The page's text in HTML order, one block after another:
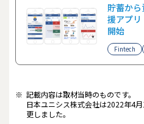
貯蓄から
援アプ
開始
Fintech
※ 記載内容は取材当時のものです。
日本ユニシス株式会社は2022年4
更しました。